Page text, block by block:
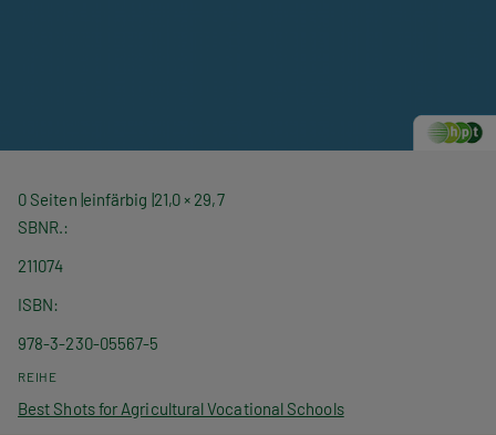
0 Seiten einfärbig 21,0 × 29,7
SBNR.
211074
ISBN
978-3-230-05567-5
REIHE
Best Shots for Agricultural Vocational Schools